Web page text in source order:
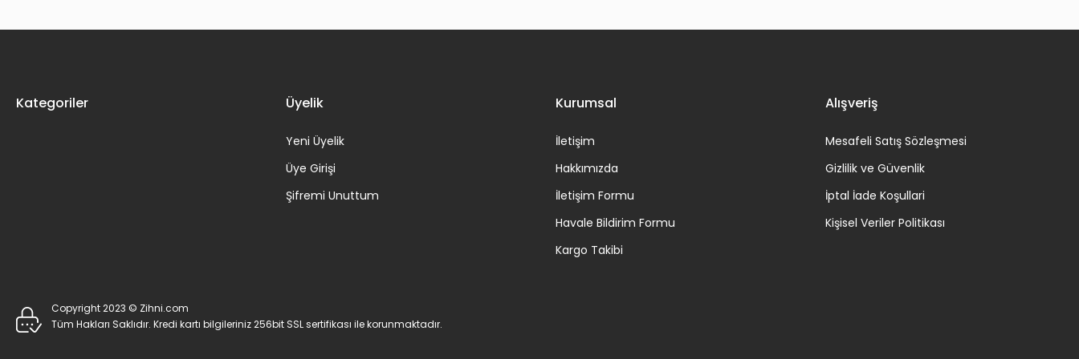
Kategoriler Üyelik
Yeni Üyelik
Üye Girişi
Şifremi Unuttum
Kurumsal
İletişim
Hakkımızda
İletişim Formu
Havale Bildirim Formu
Kargo Takibi
Alışveriş
Mesafeli Satış Sözleşmesi
Gizlilik ve Güvenlik
İptal İade Koşullari
Kişisel Veriler Politikası
Copyright 2023 © Zihni.com
Tüm Hakları Saklıdır. Kredi kartı bilgileriniz 256bit SSL sertifikası ile korunmaktadır.